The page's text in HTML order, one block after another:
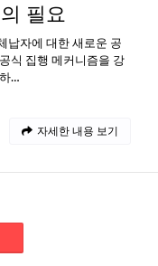
필요
납자에 대한 새로운 공
식 집행 메커니즘을 강
…
자세한 내용 보기